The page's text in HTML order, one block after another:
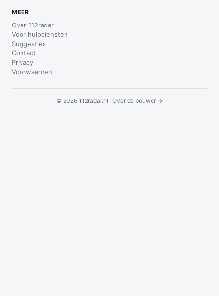
MEER
Over 112radar
Voor hulpdiensten
Suggesties
Contact
Privacy
Voorwaarden
© 2026 112radar.nl · Over de bouwer →